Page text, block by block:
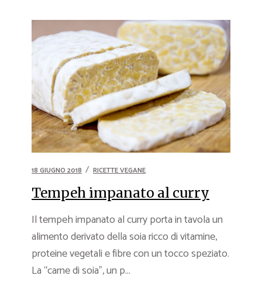
18 GIUGNO 2018 RICETTE VEGANE
Tempeh impanato al curry
Il tempeh impanato al curry porta in tavola un
alimento derivato della soia ricco di vitamine,
proteine vegetali e fibre con un tocco speziato.
La “carne di soia”, un p...